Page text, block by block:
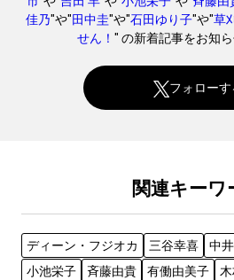
佳乃"や"田中圭"や"石田ゆり子"や"草
せん！ " の新着記事をお知
フォローす
関連キーワ
ディーン・フジオカ 三谷幸喜 中
小池栄子
斉藤由貴 有働由美子